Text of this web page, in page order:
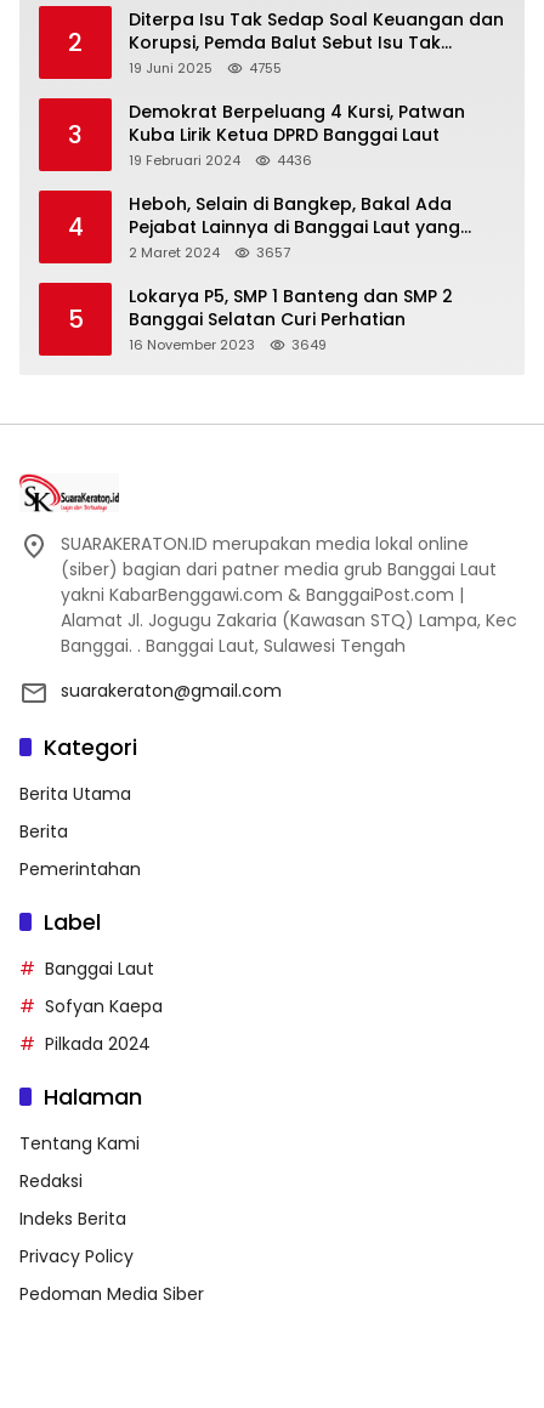
2
Diterpa Isu Tak Sedap Soal Keuangan dan
Korupsi, Pemda Balut Sebut Isu Tak
Berdasar
19 Juni 2025 4755
3
Demokrat Berpeluang 4 Kursi, Patwan
Kuba Lirik Ketua DPRD Banggai Laut
19 Februari 2024 4436
4
Heboh, Selain di Bangkep, Bakal Ada
Pejabat Lainnya di Banggai Laut yang
Bakal di Ciduk, Bagini Kata Kapolres!
2 Maret 2024 3657
5
Lokarya P5, SMP 1 Banteng dan SMP 2
Banggai Selatan Curi Perhatian
16 November 2023 3649
SUARAKERATON.ID merupakan media lokal online
(siber) bagian dari patner media grub Banggai Laut
yakni KabarBenggawi.com & BanggaiPost.com |
Alamat Jl. Jogugu Zakaria (Kawasan STQ) Lampa, Kec
Banggai. . Banggai Laut, Sulawesi Tengah
suarakeraton@gmail.com
Kategori
Berita Utama
Berita
Pemerintahan
Label
Banggai Laut
Sofyan Kaepa
Pilkada 2024
Halaman
Tentang Kami
Redaksi
Indeks Berita
Privacy Policy
Pedoman Media Siber